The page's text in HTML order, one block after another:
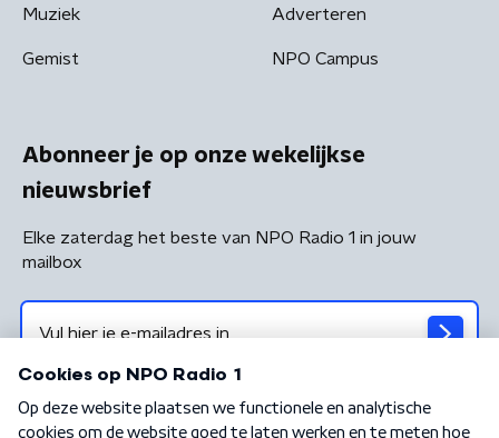
Muziek
Gemist
Adverteren
NPO Campus
Abonneer je op onze wekelijkse
nieuwsbrief
Elke zaterdag het beste van NPO Radio 1 in jouw
mailbox